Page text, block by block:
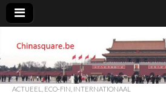
ACTUEEL ECO-FIN INTERNATIONAAL